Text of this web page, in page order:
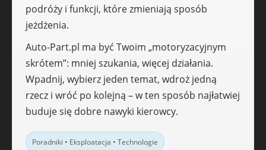
podróży i funkcji, które zmieniają sposób
jeżdżenia.
Auto-Part.pl ma być Twoim „motoryzacyjnym
skrótem”: mniej szukania, więcej działania.
Wpadnij, wybierz jeden temat, wdroż jedną
rzecz i wróć po kolejną – w ten sposób najłatwiej
buduje się dobre nawyki kierowcy.
Poradniki • Eksploatacja • Technologie